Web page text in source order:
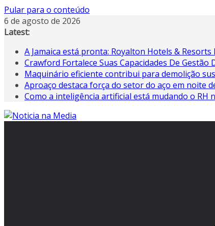
Pular para o conteúdo
6 de agosto de 2026
Latest:
A Jamaica está pronta: Royalton Hotels &
Crawford Fortalece Suas Capacidades De
Maquinário eficiente contribui para demolição
Aproaço destaca força do setor do aço em noite
Como a inteligência artificial está mudando o RH